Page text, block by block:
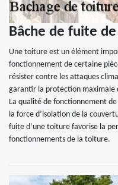
Bâche de fuite
Une toiture est un élément
fonctionnement de certaine
résister contre les attaques
garantir la protection maximale
La qualité de fonctionnement
la force d’isolation de la
fuite d’une toiture favorise la
fonctionnements de la toiture.